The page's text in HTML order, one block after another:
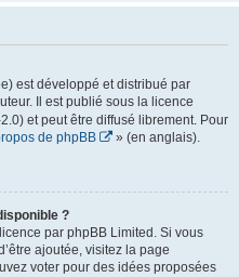
est développé et distribué par
Il est publié sous la licence
et peut être diffusé librement. Pour
de phpBB » (en anglais).
?
par phpBB Limited. Si vous
ajoutée, visitez la page
voter pour des idées proposées